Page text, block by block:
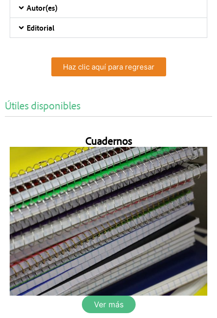
Autor(es)
Editorial
Haz clic aquí para regresar
Útiles disponibles
Cuadernos
Ver más